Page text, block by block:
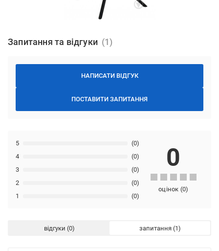
Запитання та відгуки
НАПИСАТИ ВІДГУК
ПОСТАВИТИ ЗАПИТАННЯ
1 (0)
2 (0)
3 (0)
4 (0)
5 (0)
0
оцінок (0)
відгуки запитання